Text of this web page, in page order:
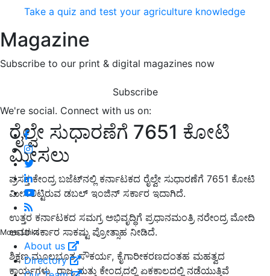
Take a quiz and test your agriculture knowledge
Magazine
Subscribe to our print & digital magazines now
Subscribe
We're social. Connect with us on:
More Links
About us
Directory
ರೈಲ್ವೇ ಸುಧಾರಣೆಗೆ 7651 ಕೋಟಿ
ಮೀಸಲು
ಪ್ರಸಕ್ತ ಕೇಂದ್ರ ಬಜೆಟ್‌ನಲ್ಲಿ ಕರ್ನಾಟಕದ ರೈಲ್ವೇ ಸುಧಾರಣೆಗೆ 7651 ಕೋಟಿ
ಮೀಸಲಿಟ್ಟಿರುವ ಡಬಲ್ ಇಂಜಿನ್ ಸರ್ಕಾರ ಇದಾಗಿದೆ.
ಉತ್ತರ ಕರ್ನಾಟಕದ ಸಮಗ್ರ ಅಭಿವೃದ್ಧಿಗೆ ಪ್ರಧಾನಮಂತ್ರಿ ನರೇಂದ್ರ ಮೋದಿ
ಅವರ ಸರ್ಕಾರ ಸಾಕಷ್ಟು ಪ್ರೋತ್ಸಾಹ ನೀಡಿದೆ.
ಶಿಕ್ಷಣ,ಮೂಲಭೂತ ಸೌಕರ್ಯ, ಕೈಗಾರೀಕರಣದಂತಹ ಮಹತ್ವದ
ಕಾರ್ಯಗಳು ರಾಜ್ಯ ಮತ್ತು ಕೇಂದ್ರದಲ್ಲಿ ಏಕಕಾಲದಲ್ಲಿ ನಡೆಯುತ್ತಿವೆ